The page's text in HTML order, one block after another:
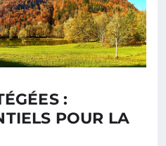
:
POUR LA